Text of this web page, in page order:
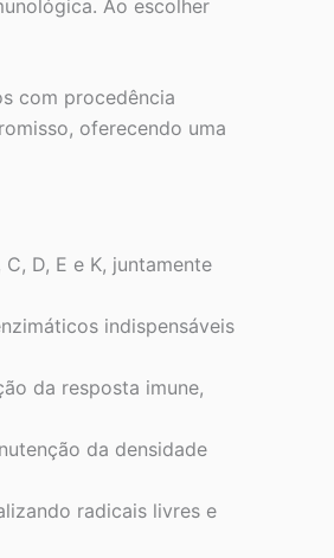
Ao escolher
com procedência
oferecendo uma
D, E e K, juntamente
indispensáveis
da resposta imune,
da densidade
radicais livres e